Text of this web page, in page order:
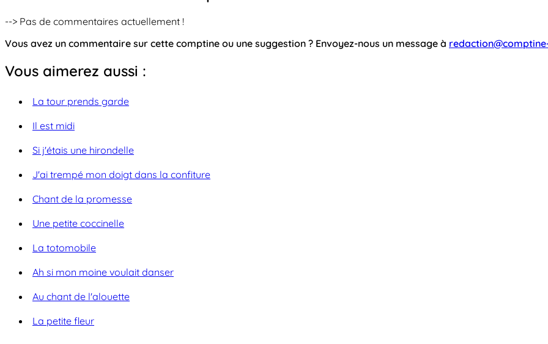
--> Pas de commentaires actuellement !
Vous avez un commentaire sur cette comptine ou une suggestion ? Envoyez-nous un message à
Vous aimerez aussi :
La tour prends garde
Il est midi
Si j'étais une hirondelle
J'ai trempé mon doigt dans la confiture
Chant de la promesse
Une petite coccinelle
La totomobile
Ah si mon moine voulait danser
Au chant de l'alouette
La petite fleur